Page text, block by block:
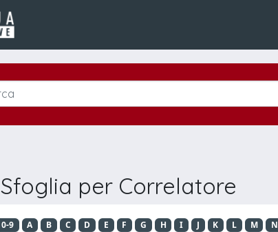
Sfoglia per Correlatore
0-9 A B C D E F G H I J K L M N